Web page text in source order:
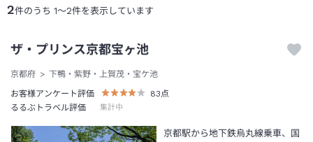
2件のうち 1～2件を表示しています
ザ・プリンス京都宝ヶ池
京都府
下鴨・紫野・上賀茂・宝ケ池
お客様アンケート評価
83 点
るるぶトラベル評価
集計中
京都駅から地下鉄烏丸線乗車、国